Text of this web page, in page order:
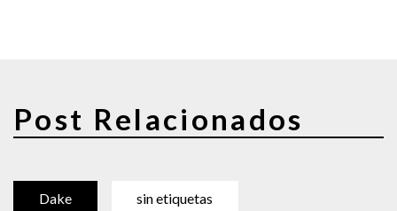
Post Relacionados
Dake sin etiquetas